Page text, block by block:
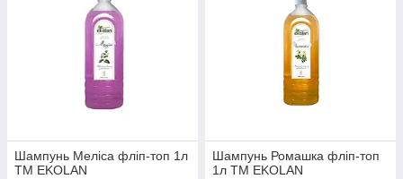
Шампунь Меліса фліп-топ 1л
ТМ EKOLAN
Шампунь Ромашка фліп-топ
1л ТМ EKOLAN